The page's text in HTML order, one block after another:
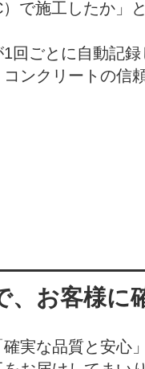
で施工したか」
ごとに自動記録
ンクリートの信
、お客様に
実な品質と安